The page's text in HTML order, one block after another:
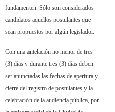
fundamenten. Sólo son considerados
candidatos aquellos postulantes que
sean propuestos por algún legislador.
Con una antelación no menor de tres
(3) días y durante tres (3) días deben
ser anunciadas las fechas de apertura y
cierre del registro de postulantes y la
celebración de la audiencia pública, por